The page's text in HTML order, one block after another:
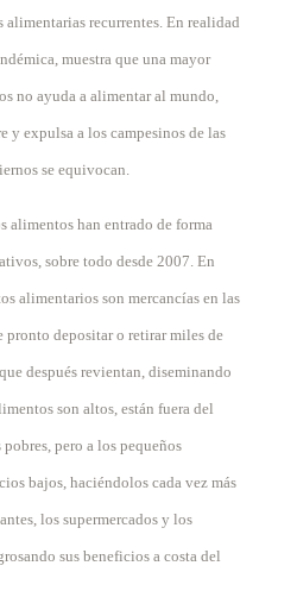
recurrentes. En realidad
muestra que una mayor
no ayuda a alimentar al mundo,
y expulsa a los campesinos de las
se equivocan.
alimentos han entrado de forma
sobre todo desde 2007. En
alimentarios son mercancías en las
pronto depositar o retirar miles de
después revientan, diseminando
son altos, están fuera del
pero a los pequeños
bajos, haciéndolos cada vez más
los supermercados y los
sus beneficios a costa del